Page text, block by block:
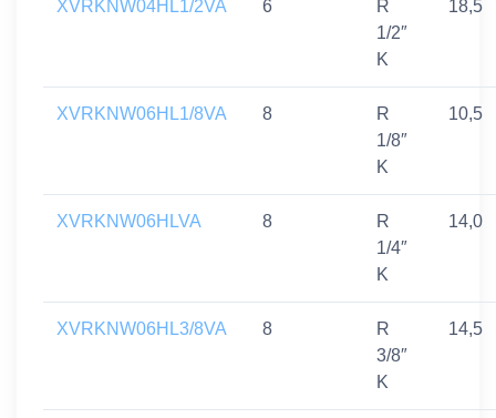
XVRKNW04HL1/2VA 6
R
1/2″
K
18,5
XVRKNW06HL1/8VA 8
R
1/8″
K
10,5
XVRKNW06HLVA 8
R
1/4″
K
14,0
XVRKNW06HL3/8VA 8
R
3/8″
K
14,5